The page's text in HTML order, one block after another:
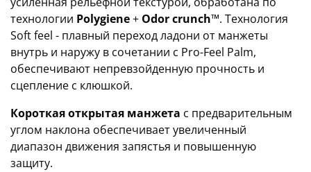
технологии Polygiene+ Оdor crunch™. Технология
Soft feel - плавный переход ладони от манжеты
внутрь и наружу в сочетании с Pro-Feel Palm,
обеспечивают непревзойденную прочность и
сцепление с клюшкой.
Короткая открытая манжета с предварительным
углом наклона обеспечивает увеличенный
диапазон движения запястья и повышенную
защиту.